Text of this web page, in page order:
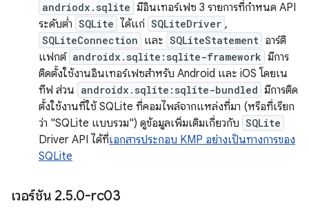
andriodx.sqlite มีอินเทอร์เฟซ 3 รายการที่กำหนด API
ระดับต่ำ SQLite ได้แก่ SQLiteDriver ,
SQLiteConnection และ SQLiteStatement อาร์ติ
แฟกต์ androidx.sqlite:sqlite-framework มีการ
ติดตั้งใช้งานอินเทอร์เฟซสำหรับ Android และ iOS โดยเน
ทีฟ ส่วน androidx.sqlite:sqlite-bundled มีการติด
ตั้งใช้งานที่ใช้ SQLite ที่คอมไพล์จากแหล่งที่มา (หรือที่เรียก
ว่า "SQLite แบบรวม") ดูข้อมูลเพิ่มเติมเกี่ยวกับ SQLite
Driver API ได้ที่เอกสารประกอบ KMP อย่างเป็นทางการของ
SQLite
เวอร์ชัน 2.5.0-rc03